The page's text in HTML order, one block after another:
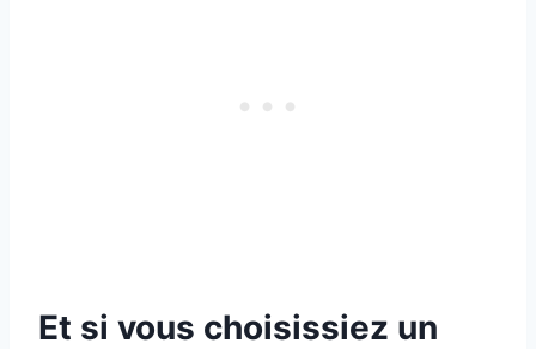
Et si vous choisissiez un